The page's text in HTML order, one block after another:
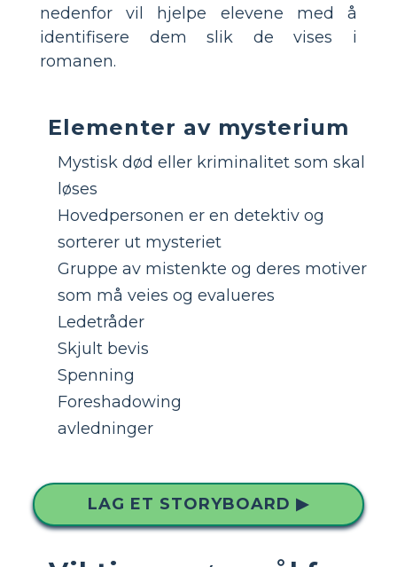
nedenfor vil hjelpe elevene med å
identifisere dem slik de vises i
romanen.
Elementer av mysterium
Mystisk død eller kriminalitet som skal
løses
Hovedpersonen er en detektiv og
sorterer ut mysteriet
Gruppe av mistenkte og deres motiver
som må veies og evalueres
Ledetråder
Skjult bevis
Spenning
Foreshadowing
avledninger
LAG ET STORYBOARD ▶